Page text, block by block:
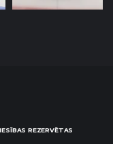
REZERVĒTAS